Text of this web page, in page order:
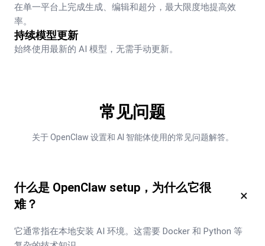
在单一平台上完成生成、编辑和超分，最大限度地提高效
率。
持续模型更新
始终使用最新的 AI 模型，无需手动更新。
常见问题
关于 OpenClaw 设置和 AI 智能体使用的常见问题解答。
什么是 OpenClaw setup，为什么它很
难？
×
它通常指在本地安装 AI 环境。这需要 Docker 和 Python 等